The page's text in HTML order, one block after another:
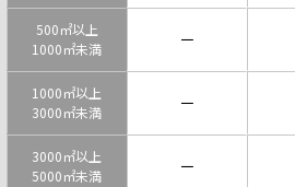
500㎡以上
1000㎡未満
－
1000㎡以上
3000㎡未満
－
3000㎡以上
5000㎡未満
－